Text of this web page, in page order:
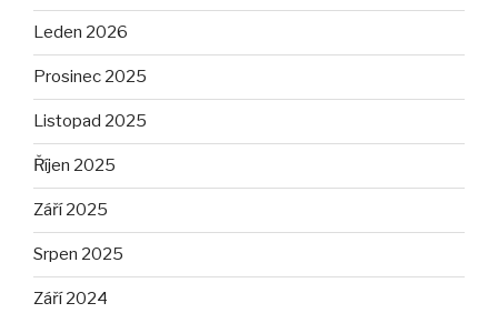
Leden 2026
Prosinec 2025
Listopad 2025
Říjen 2025
Září 2025
Srpen 2025
Září 2024